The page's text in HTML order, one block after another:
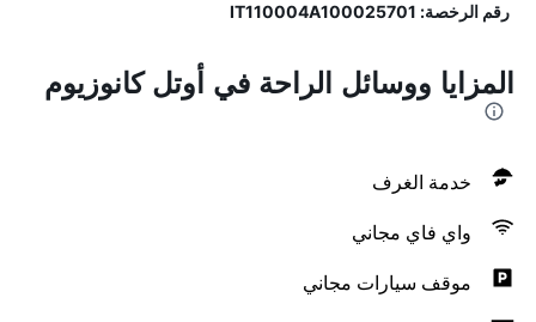
رقم الرخصة: IT110004A100025701
المزايا ووسائل الراحة في أوتل كانوزيوم
خدمة الغرف
واي فاي مجاني
موقف سيارات مجاني